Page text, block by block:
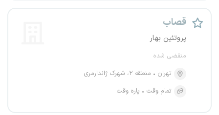
قصاب
پروتئین بهار
منقضی شده
تهران
منطقه ۲، شهرک ژاندارمری
تمام وقت
پاره وقت